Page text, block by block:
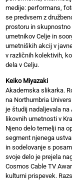
medije: performans,
se predvsem z
prostoru in
umetnikov Celje in
umetniških akcij v
v različnih kolektivih,
dela v Celju.
Keiko Miyazaki
Akademska slikarka.
na Northumbria
je študij nadaljevala na
likovnih umetnosti v
Njeno delo temelji na
segment njenega
in sodelovanje s
svoje delo je prejela
Cosmos Cable TV
kulturni prispevek.